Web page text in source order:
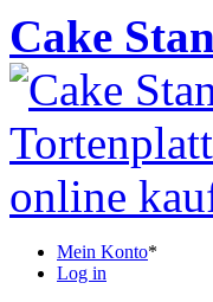
Cake
Mein Konto*
Log in